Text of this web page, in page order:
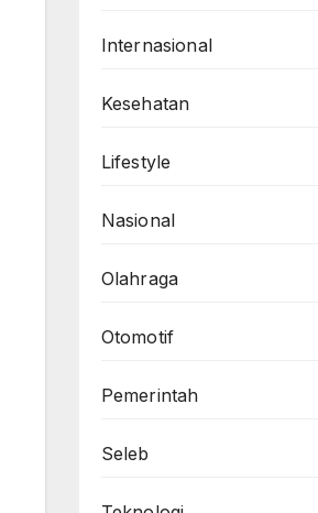
Internasional
Kesehatan
Lifestyle
Nasional
Olahraga
Otomotif
Pemerintah
Seleb